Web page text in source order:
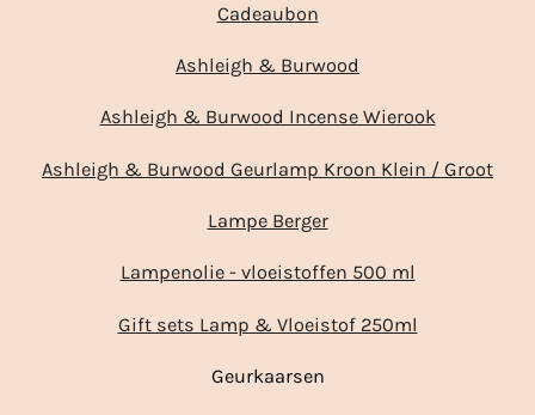
Cadeaubon
Ashleigh & Burwood
Ashleigh & Burwood Incense Wierook
Ashleigh & Burwood Geurlamp Kroon Klein / Groot
Lampe Berger
Lampenolie - vloeistoffen 500 ml
Gift sets Lamp & Vloeistof 250ml
Geurkaarsen